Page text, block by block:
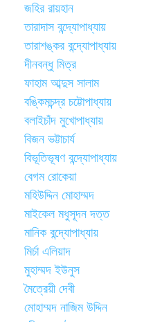
জহির রায়হান
তারাদাস বন্দ্যোপাধ্যায়
তারাশঙ্কর বন্দ্যোপাধ্যায়
দীনবন্ধু মিত্র
ফাহাম আব্দুস সালাম
বঙ্কিমচন্দ্র চট্টোপাধ্যায়
বলাইচাঁদ মুখোপাধ্যায়
বিজন ভট্টাচার্য
বিভূতিভূষণ বন্দ্যোপাধ্যায়
বেগম রোকেয়া
মহিউদ্দিন মোহাম্মদ
মাইকেল মধুসূদন দত্ত
মানিক বন্দ্যোপাধ্যায়
মির্চা এলিয়াদ
মুহাম্মদ ইউনুস
মৈত্রেয়ী দেবী
মোহাম্মদ নাজিম উদ্দিন